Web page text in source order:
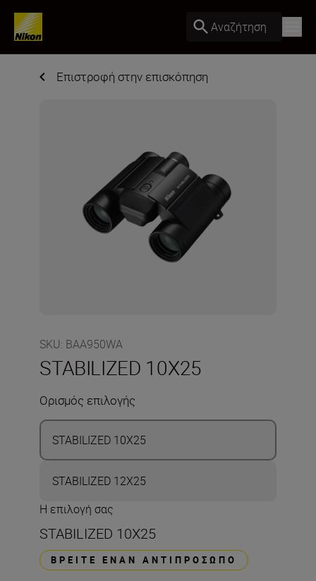
Αναζήτηση
Επιστροφή στην επισκόπηση
SKU: BAA950WA
STABILIZED 10X25
Ορισμός επιλογής
STABILIZED 10X25
STABILIZED 12X25
Η επιλογή σας
STABILIZED 10X25
ΒΡΕΊΤΕ ΈΝΑΝ ΑΝΤΙΠΡΌΣΩΠΟ